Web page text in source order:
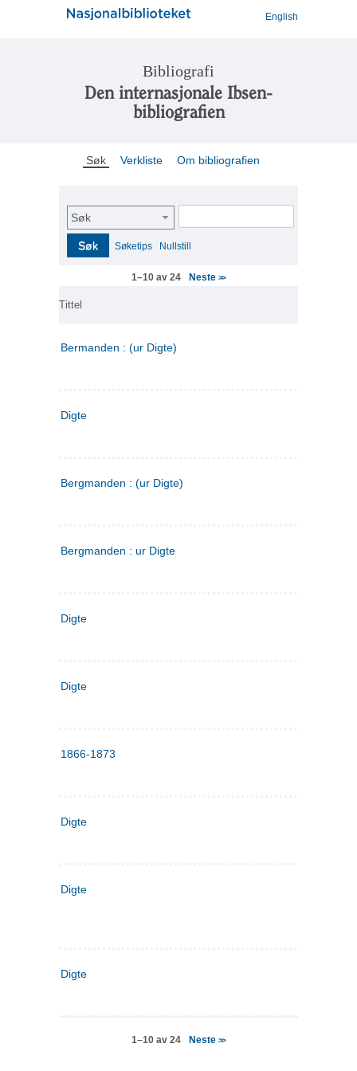
English
Bibliografi
Den internasjonale Ibsen-
bibliografien
Søk Verkliste Om bibliografien
Søk
Søk Søketips Nullstill
1–10 av 24 Neste>>
Tittel
Bermanden : (ur Digte)
Digte
Bergmanden : (ur Digte)
Bergmanden : ur Digte
Digte
Digte
1866-1873
Digte
Digte
Digte
1–10 av 24 Neste>>